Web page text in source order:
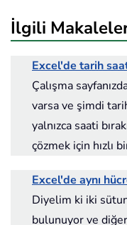
İlgili
Excel'de tarih
Çalışma
varsa ve şimdi
yalnızca saati
çözmek için hızlı
Excel'de aynı
Diyelim ki iki
bulunuyor ve